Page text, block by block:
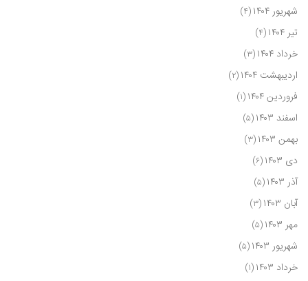
شهریور ۱۴۰۴ (۴)
تیر ۱۴۰۴ (۴)
خرداد ۱۴۰۴ (۳)
اردیبهشت ۱۴۰۴ (۲)
فروردین ۱۴۰۴ (۱)
اسفند ۱۴۰۳ (۵)
بهمن ۱۴۰۳ (۳)
دی ۱۴۰۳ (۶)
آذر ۱۴۰۳ (۵)
آبان ۱۴۰۳ (۳)
مهر ۱۴۰۳ (۵)
شهریور ۱۴۰۳ (۵)
خرداد ۱۴۰۳ (۱)